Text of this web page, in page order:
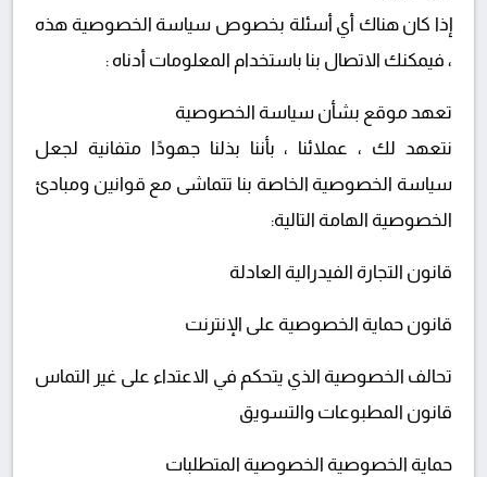
إذا كان هناك أي أسئلة بخصوص سياسة الخصوصية هذه
، فيمكنك الاتصال بنا باستخدام المعلومات أدناه :
تعهد موقع بشأن سياسة الخصوصية
نتعهد لك ، عملائنا ، بأننا بذلنا جهودًا متفانية لجعل
سياسة الخصوصية الخاصة بنا تتماشى مع قوانين ومبادئ
الخصوصية الهامة التالية:
قانون التجارة الفيدرالية العادلة
قانون حماية الخصوصية على الإنترنت
تحالف الخصوصية الذي يتحكم في الاعتداء على غير التماس
قانون المطبوعات والتسويق
حماية الخصوصية الخصوصية المتطلبات